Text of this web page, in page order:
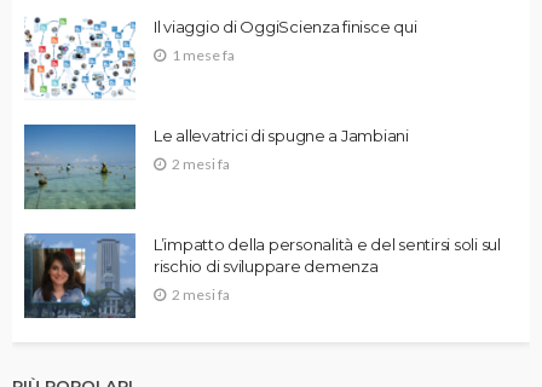
Il viaggio di OggiScienza finisce qui
1 mese fa
Le allevatrici di spugne a Jambiani
2 mesi fa
L’impatto della personalità e del sentirsi soli sul
rischio di sviluppare demenza
2 mesi fa